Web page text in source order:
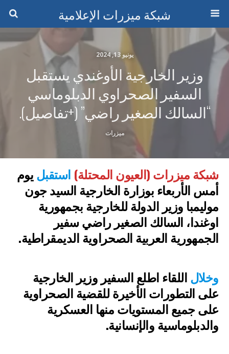
شبكة ميزرات الإعلامية
يونيو 13, 2024
وزير الخارجية الأوغندي يستقبل
السفير الصحراوي الدبلوماسي
“السالك الصغير راضي” (+تفاصيل).
ميزرات
شبكة ميزرات (العيون المحتلة) استقبليوم
أمس الأربعاء بوزارة الخارجية السيد جون
موليمبا وزير الدولة للخارجية بجمهورية
اوغندا، السالك الصغير راضي سفير
الجمهورية العربية الصحراوية الديمقراطية.
وخلالاللقاء اطلع السفير وزير الخارجية
على التطورات الأخيرة للقضية الصحراوية
على جميع المستويات منها العسكرية
والدبلوماسية والإنسانية.